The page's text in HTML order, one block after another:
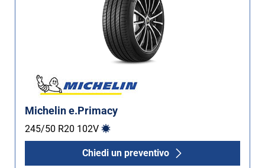
Michelin e.Primacy
245/50 R20 102V
Chiedi un preventivo